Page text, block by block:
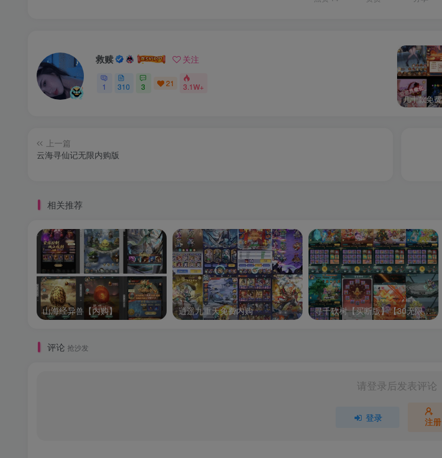
救赎 关注
1 310 3 21 3.1W+
上一篇
云海寻仙记无限内购版
相关推荐
山海经异兽【内购】 逍遥九重天免费内购 寻千砍树【买断版】【30无限代金】
评论 抢沙发
请登录后发表评论
登录 注册